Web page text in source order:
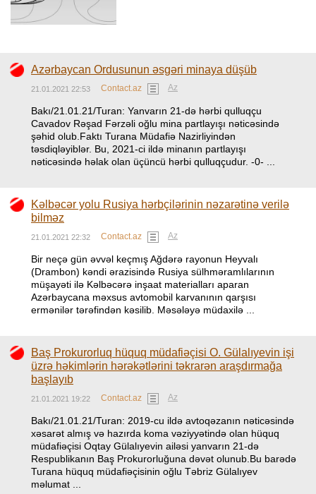
Azərbaycan Ordusunun əsgəri minaya düşüb
21.01.2021 22:53 Contact.az Az
Bakı/21.01.21/Turan: Yanvarın 21-də hərbi qulluqçu
Cavadov Rəşad Fərzəli oğlu mina partlayışı nəticəsində
şəhid olub.Faktı Turana Müdafiə Nazirliyindən
təsdiqləyiblər. Bu, 2021-ci ildə minanın partlayışı
nəticəsində həlak olan üçüncü hərbi qulluqçudur. -0- ...
Kəlbəcər yolu Rusiya hərbçilərinin nəzarətinə verilə
bilməz
21.01.2021 22:32 Contact.az Az
Bir neçə gün əvvəl keçmış Ağdərə rayonun Heyvalı
(Drambon) kəndi ərazisində Rusiya sülhməramlılarının
müşayəti ilə Kəlbəcərə inşaat materialları aparan
Azərbaycana məxsus avtomobil karvanının qarşısı
ermənilər tərəfindən kəsilib. Məsələyə müdaxilə ...
Baş Prokurorluq hüquq müdafiəçisi O. Gülalıyevin işi
üzrə həkimlərin hərəkətlərini təkrarən araşdırmağa
başlayıb
21.01.2021 19:22 Contact.az Az
Bakı/21.01.21/Turan: 2019-cu ildə avtoqəzanın nəticəsində
xəsarət almış və hazırda koma vəziyyətində olan hüquq
müdafiəçisi Oqtay Gülalıyevin ailəsi yanvarın 21-də
Respublikanın Baş Prokurorluğuna dəvət olunub.Bu barədə
Turana hüquq müdafiəçisinin oğlu Təbriz Gülalıyev
məlumat ...